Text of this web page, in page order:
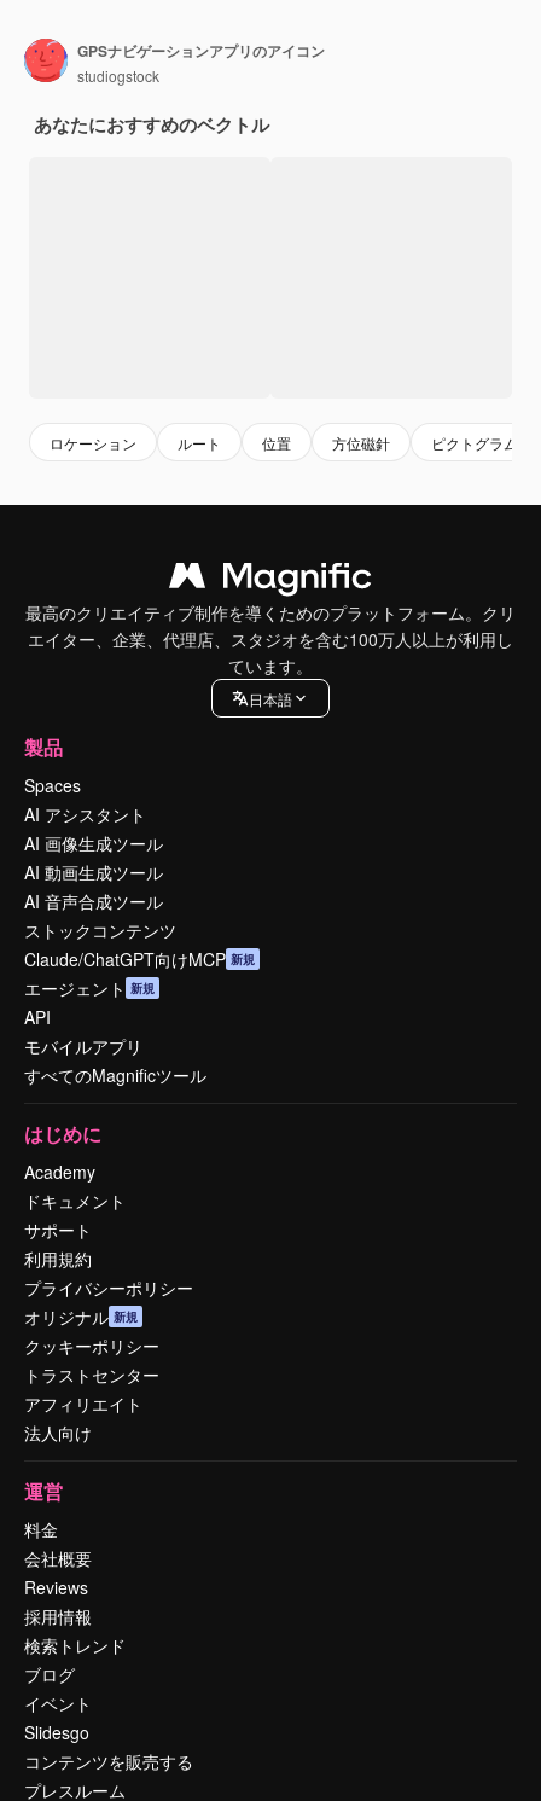
GPSナビゲーションアプリのアイコン
studiogstock
あなたにおすすめのベクトル
ロケーション ルート 位置 方位磁針 ピクトグラム
最高のクリエイティブ制作を導くためのプラットフォーム。クリ
エイター、企業、代理店、スタジオを含む100万人以上が利用し
ています。
日本語
製品
Spaces
AI アシスタント
AI 画像生成ツール
AI 動画生成ツール
AI 音声合成ツール
ストックコンテンツ
Claude/ChatGPT向けMCP 新規
エージェント 新規
API
モバイルアプリ
すべてのMagnificツール
はじめに
Academy
ドキュメント
サポート
利用規約
プライバシーポリシー
オリジナル 新規
クッキーポリシー
トラストセンター
アフィリエイト
法人向け
運営
料金
会社概要
Reviews
採用情報
検索トレンド
ブログ
イベント
Slidesgo
コンテンツを販売する
プレスルーム